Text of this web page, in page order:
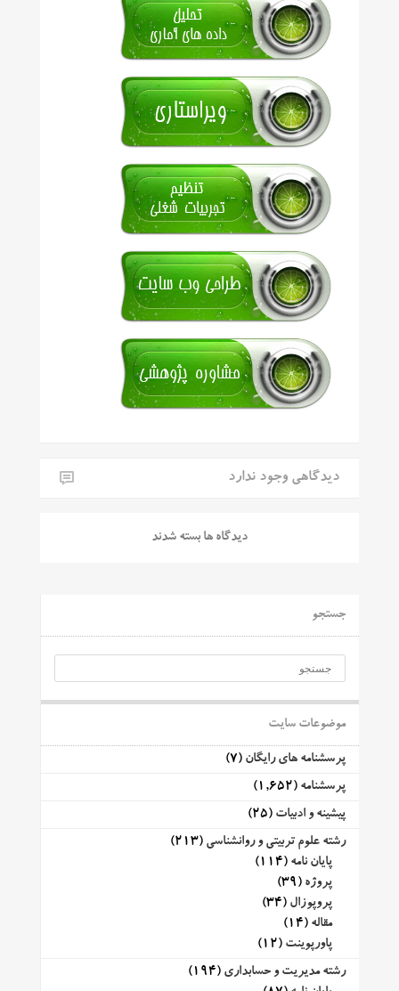
دیدگاهی وجود ندارد
دیدگاه ها بسته شدند
جستجو
موضوعات سایت
پرسشنامه های رایگان (7)
پرسشنامه (1,652)
پیشینه و ادبیات (25)
رشته علوم تربیتی و روانشناسی (213)
پایان نامه (114)
پروژه (39)
پروپوزال (34)
مقاله (14)
پاورپوینت (12)
رشته مدیریت و حسابداری (194)